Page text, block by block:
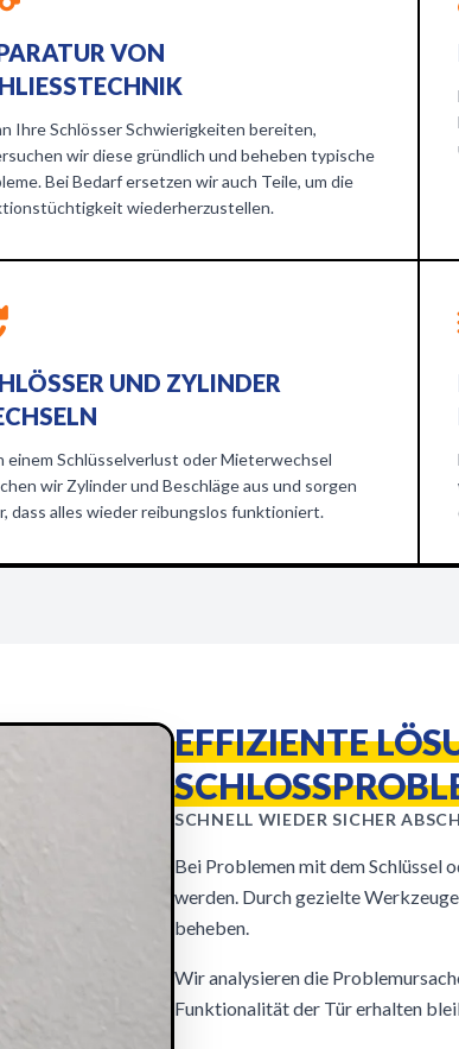
VON
Ihre Schlösser Schwierigkeiten bereiten,
wir diese gründlich und beheben typische
Bei Bedarf ersetzen wir auch Teile, um die
wiederherzustellen.
UND ZYLINDER
einem Schlüsselverlust oder Mieterwechsel
wir Zylinder und Beschläge aus und sorgen
dass alles wieder reibungslos funktioniert.
EFFIZIENTE
SCHNELL WIEDER SICHER
Bei Problemen mit dem Schlüssel
werden. Durch gezielte
beheben.
Wir analysieren die
Funktionalität der Tür erhalten